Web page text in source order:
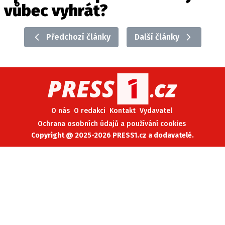
vůbec vyhrát?
Předchozí články Další články
O nás O redakci Kontakt Vydavatel
Ochrana osobních údajů a používání cookies
Copyright @ 2025-2026 PRESS1.cz a dodavatelé.